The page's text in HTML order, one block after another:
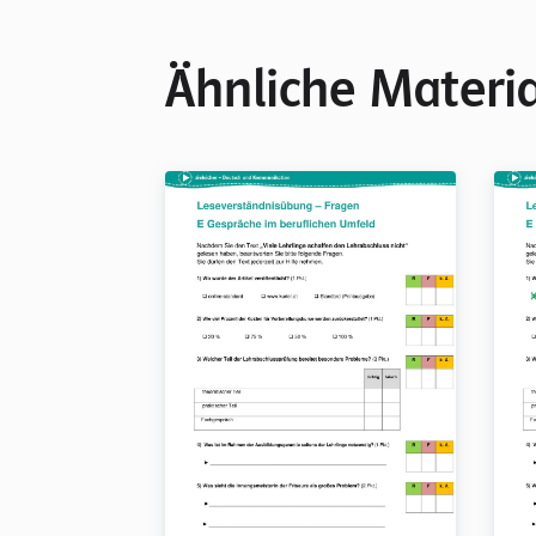
Ähnliche